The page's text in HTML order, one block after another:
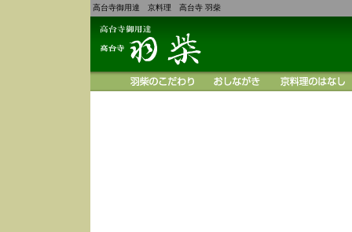
高台寺御用達 京料理 高台寺 羽柴